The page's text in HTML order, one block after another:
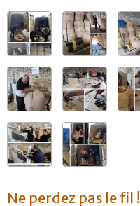
Ne perdez pas le fil !